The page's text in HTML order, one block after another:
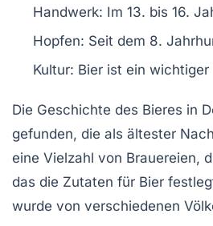
Handwerk: Im 13. bis 16.
Hopfen: Seit dem 8.
Kultur: Bier ist ein
Die Geschichte des Bieres in
gefunden, die als ältester
eine Vielzahl von Brauereien,
das die Zutaten für Bier
wurde von verschiedenen